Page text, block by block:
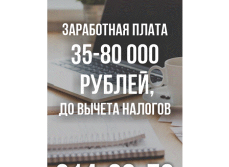
Перец-змея вырос в огороде жительницы
Полная программа празднования Дня физкультурника
опубликована в Новосибирске